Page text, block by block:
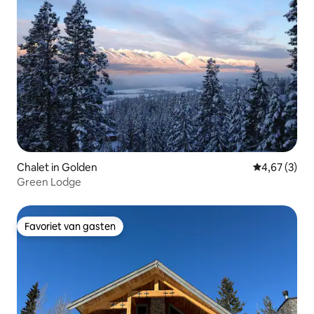
Chalet in Golden
4,67 (3)
Green Lodge
Favoriet van gasten
Favoriet van gasten